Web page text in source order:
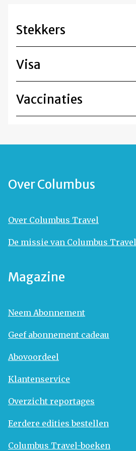
Stekkers
Visa
Vaccinaties
Over Columbus
Over Columbus Travel
De missie van Columbus Travel
Magazine
Neem Abonnement
Geef abonnement cadeau
Abovoordeel
Klantenservice
Overzicht reportages
Eerdere edities bestellen
Columbus Travel-boeken